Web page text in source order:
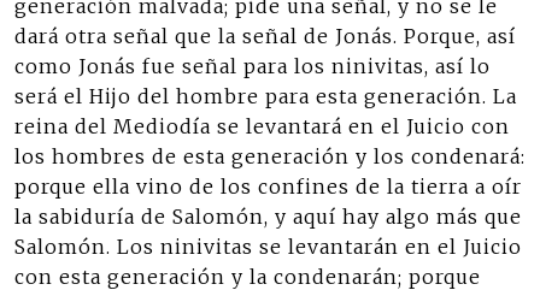
generación malvada; pide una señal, y no se le
dará otra señal que la señal de Jonás. Porque, así
como Jonás fue señal para los ninivitas, así lo
será el Hijo del hombre para esta generación. La
reina del Mediodía se levantará en el Juicio con
los hombres de esta generación y los condenará:
porque ella vino de los confines de la tierra a oír
la sabiduría de Salomón, y aquí hay algo más que
Salomón. Los ninivitas se levantarán en el Juicio
con esta generación y la condenarán; porque